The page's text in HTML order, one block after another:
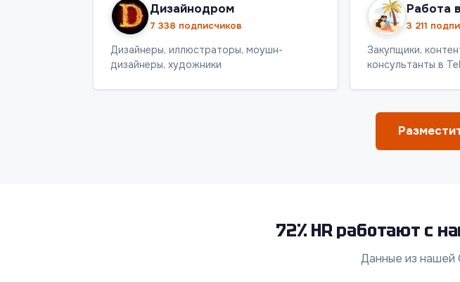
Дизайнодром
7 338 подписчиков
Дизайнеры, иллюстраторы, моушн-
дизайнеры, художники
Работа
3 211
Закупщики,
консультанты в
72% HR работают с
Данные из нашей